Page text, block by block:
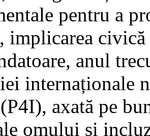
pentru a
implicarea civică
anul
internaționale
axată pe
omului și